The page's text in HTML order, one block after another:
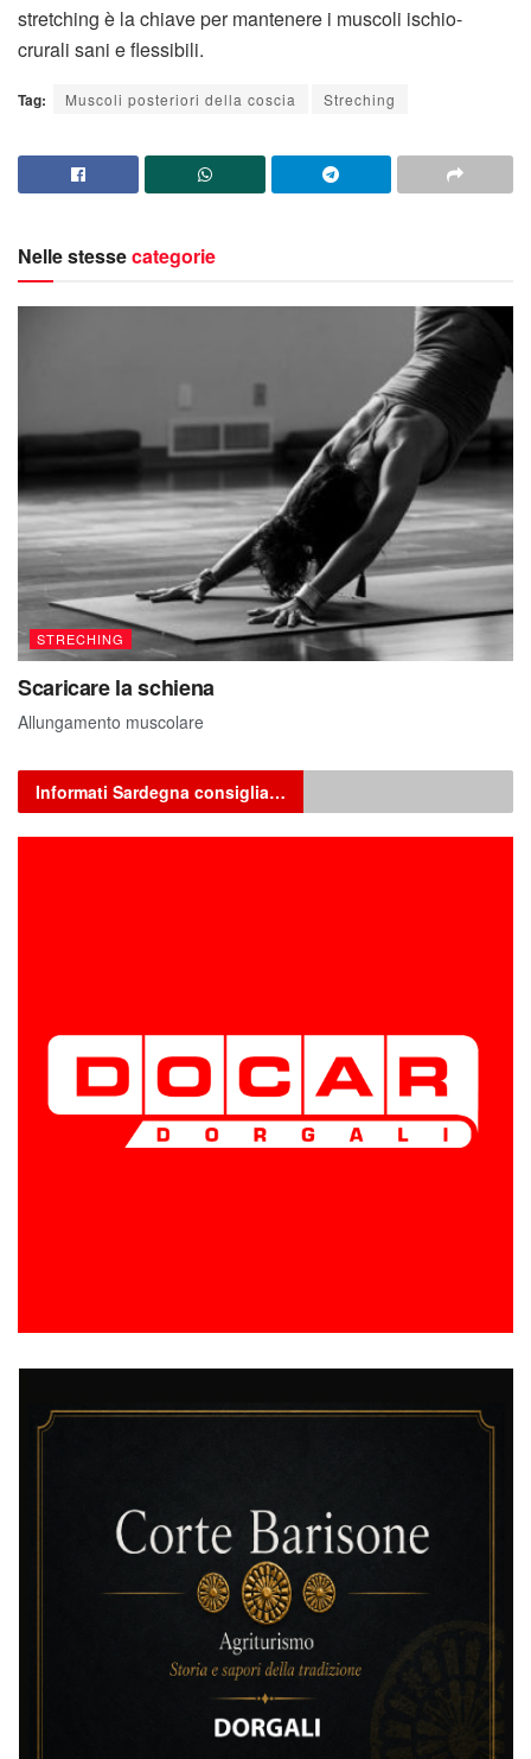
stretching è la chiave per mantenere i muscoli ischio-
crurali sani e flessibili.
Tag: Muscoli posteriori della coscia Streching
Nelle stessecategorie
STRECHING
Scaricare la schiena
Allungamento muscolare
Informati Sardegna consiglia…